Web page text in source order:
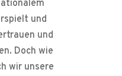
und
und
Doch wie
wir unsere